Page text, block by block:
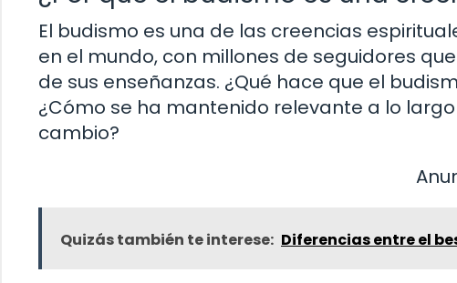
El budismo es una de las creencias
en el mundo, con millones de seguidores
de sus enseñanzas. ¿Qué hace que el
¿Cómo se ha mantenido relevante a lo
cambio?
Quizás también te interese: Diferencias entre el